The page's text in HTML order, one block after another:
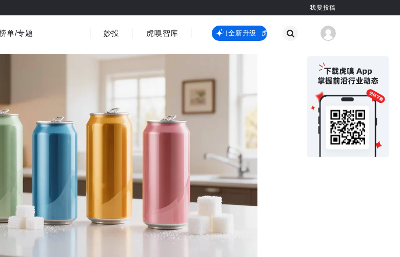
我要投稿
社会文化 金融财经 出海
国际热点
观点
单/专题 妙投 虎嗅智库 虎嗅嗅全新升级 虎嗅嗅全新升级